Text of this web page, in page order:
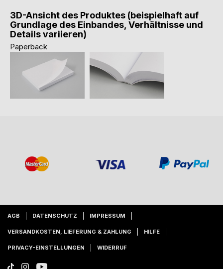
3D-Ansicht des Produktes (beispielhaft auf
Grundlage des Einbandes, Verhältnisse und
Details variieren)
Paperback
AGB DATENSCHUTZ IMPRESSUM
VERSANDKOSTEN, LIEFERUNG & ZAHLUNG HILFE
PRIVACY-EINSTELLUNGEN WIDERRUF